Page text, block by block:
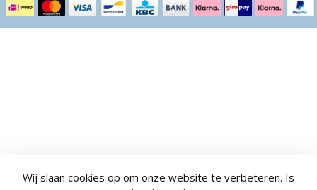
Wij slaan cookies op om onze website te verbeteren. Is